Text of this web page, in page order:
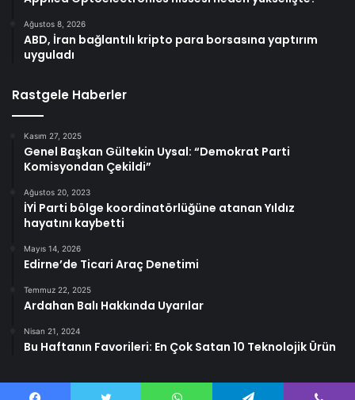
Ağustos 8, 2026
ABD, İran bağlantılı kripto para borsasına yaptırım
uyguladı
Rastgele Haberler
Kasım 27, 2025
Genel Başkan Gültekin Uysal: “Demokrat Parti
Komisyondan Çekildi”
Ağustos 20, 2023
İYİ Parti bölge koordinatörlüğüne atanan Yıldız
hayatını kaybetti
Mayıs 14, 2026
Edirne’de Ticari Araç Denetimi
Temmuz 22, 2025
Ardahan Balı Hakkında Uyarılar
Nisan 21, 2024
Bu Haftanın Favorileri: En Çok Satan 10 Teknolojik Ürün